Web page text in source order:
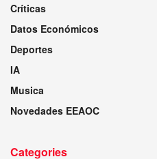
Críticas
Datos Económicos
Deportes
IA
Musica
Novedades EEAOC
Categories